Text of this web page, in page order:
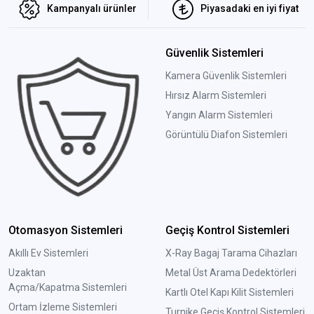
Kampanyalı ürünler Piyasadaki en iyi fiyat
Güvenlik Sistemleri
Kamera Güvenlik Sistemleri
Hırsız Alarm Sistemleri
Yangın Alarm Sistemleri
Görüntülü Diafon Sistemleri
Otomasyon Sistemleri
Akıllı Ev Sistemleri
Uzaktan
Açma/Kapatma Sistemleri
Ortam İzleme Sistemleri
Geçiş Kontrol Sistemleri
X-Ray Bagaj Tarama Cihazları
Metal Üst Arama Dedektörleri
Kartlı Otel Kapı Kilit Sistemleri